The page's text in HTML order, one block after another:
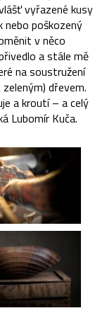
vyřazené kusy
poškozený
v něco
a stále mě
na soustružení
dřevem.
a kroutí – a celý
Lubomír Kuča.